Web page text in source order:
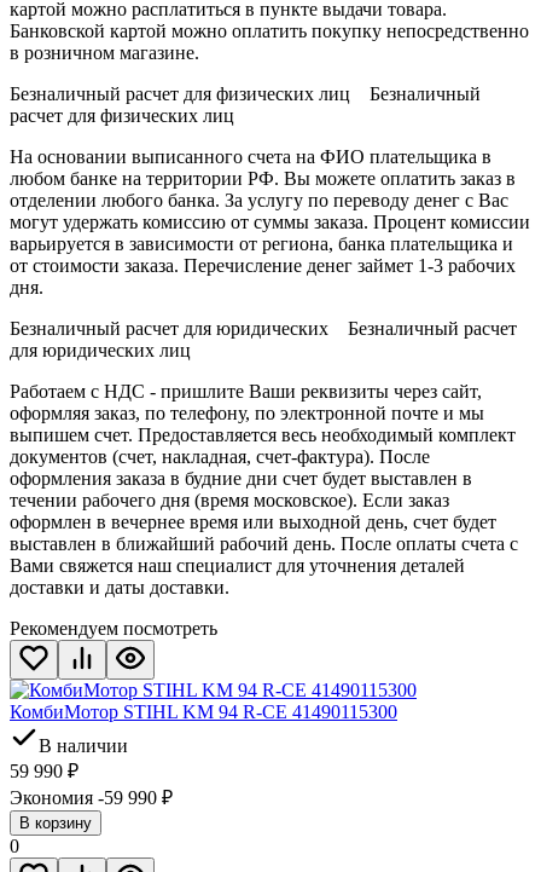
картой можно расплатиться в пункте выдачи товара.
Банковской картой можно оплатить покупку непосредственно
в розничном магазине.
Безналичный расчет для физических лиц Безналичный
расчет для физических лиц
На основании выписанного счета на ФИО плательщика в
любом банке на территории РФ. Вы можете оплатить заказ в
отделении любого банка. За услугу по переводу денег с Вас
могут удержать комиссию от суммы заказа. Процент комиссии
варьируется в зависимости от региона, банка плательщика и
от стоимости заказа. Перечисление денег займет 1-3 рабочих
дня.
Безналичный расчет для юридических Безналичный расчет
для юридических лиц
Работаем с НДС - пришлите Ваши реквизиты через сайт,
оформляя заказ, по телефону, по электронной почте и мы
выпишем счет. Предоставляется весь необходимый комплект
документов (счет, накладная, счет-фактура). После
оформления заказа в будние дни счет будет выставлен в
течении рабочего дня (время московское). Если заказ
оформлен в вечернее время или выходной день, счет будет
выставлен в ближайший рабочий день. После оплаты счета с
Вами свяжется наш специалист для уточнения деталей
доставки и даты доставки.
Рекомендуем посмотреть
КомбиМотор STIHL KM 94 R-CE 41490115300
В наличии
59 990 ₽
Экономия -59 990 ₽
В корзину
0